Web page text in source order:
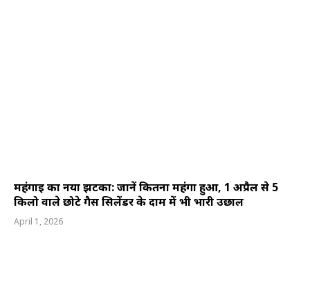
महंगाई का नया झटका: जानें कितना महंगा हुआ, 1 अप्रैल से 5
किलो वाले छोटे गैस सिलेंडर के दाम में भी भारी उछाल
April 1, 2026